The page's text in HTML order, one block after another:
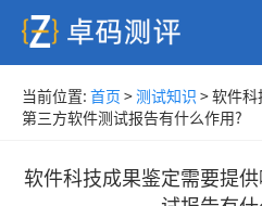
当前位置: 首页 >测试知识 >软件科
第三方软件测试报告有什么作用?
软件科技成果鉴定需要提